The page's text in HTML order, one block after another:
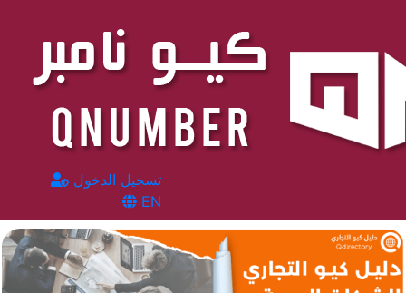
تسجيل الدخول
EN